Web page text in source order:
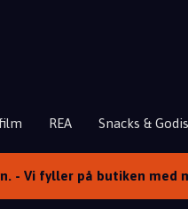
REA Snacks & Godis
- Vi fyller på butiken med